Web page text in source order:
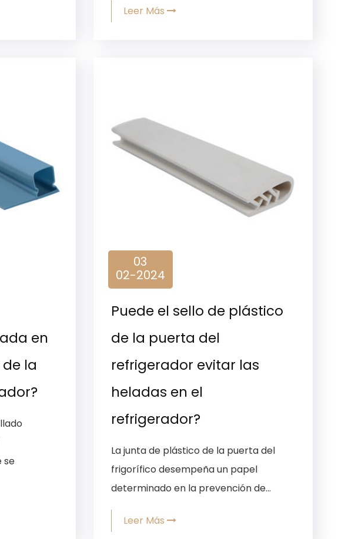
Leer Más
en
la
se
03
02-2024
Puede el sello de plástico
de la puerta del
refrigerador evitar las
heladas en el
refrigerador?
La junta de plástico de la puerta del
frigorífico desempeña un papel
determinado en la prevención de...
Leer Más